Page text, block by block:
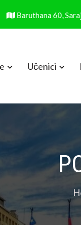
Baruthana 60,
Učenici